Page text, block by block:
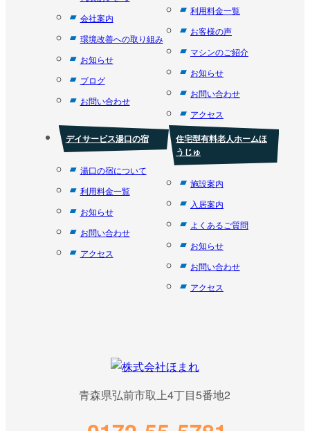
会社案内
環境改善への取り組み
お知らせ
ブログ
お問い合わせ
利用料金一覧
お客様の声
マシンのご紹介
お知らせ
お問い合わせ
アクセス
デイサービス湯口の宿
湯口の宿について
利用料金一覧
お知らせ
お問い合わせ
アクセス
住宅型有料老人ホームほ
うじゅ
施設案内
入居案内
よくあるご質問
お知らせ
お問い合わせ
アクセス
青森県弘前市取上4丁目5番地2